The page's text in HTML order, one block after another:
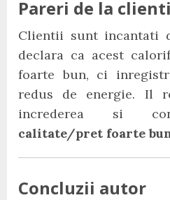
Pareri de la clienti
Clientii sunt incantati
declara ca acest
foarte bun, ci
redus de energie. Il
increderea si
calitate/pret foarte
Concluzii autor